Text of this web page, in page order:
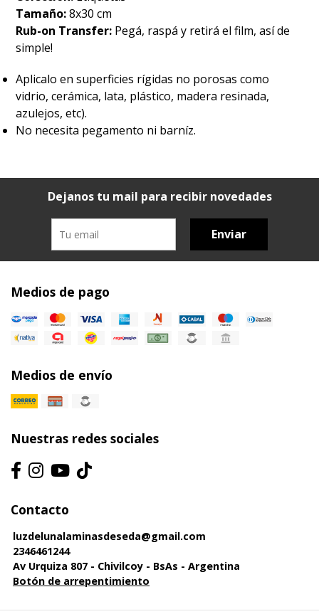
Tamaño:8x30 cm
Rub-on Transfer: Pegá, raspá y retirá el film, así de
simple!
Aplicalo en superficies rígidas no porosas como
vidrio, cerámica, lata, plástico, madera resinada,
azulejos, etc).
No necesita pegamento ni barníz.
Dejanos tu mail para recibir novedades
Enviar
Medios de pago
Medios de envío
Nuestras redes sociales
Contacto
luzdelunalaminasdeseda@gmail.com
2346461244
Av Urquiza 807 - Chivilcoy - BsAs - Argentina
Botón de arrepentimiento